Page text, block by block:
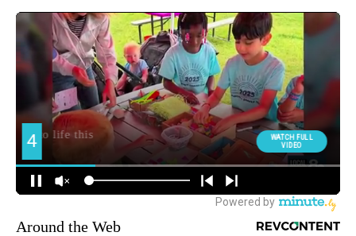
Around the Web